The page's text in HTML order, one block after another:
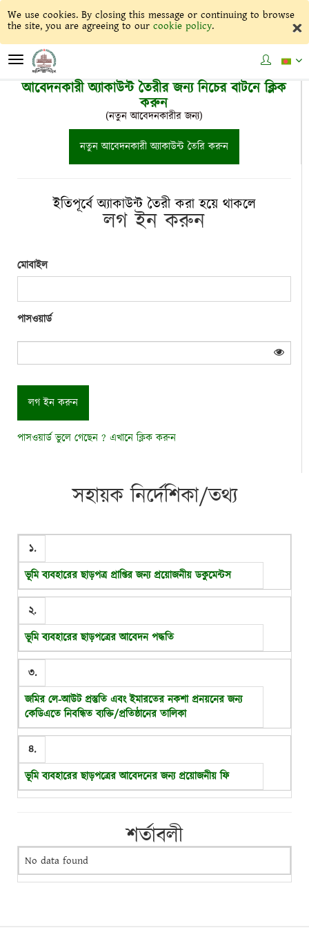
We use cookies. By closing this message or continuing to browse
the site, you are agreeing to our cookie policy. ×
Toggle
navigation
আবেদনকারী অ্যাকাউন্ট তৈরীর জন্য নিচের বাটনে ক্লিক
করুন
(নতুন আবেদনকারীর জন্য)
নতুন আবেদনকারী অ্যাকাউন্ট তৈরি করুন
ইতিপূর্বে অ্যাকাউন্ট তৈরী করা হয়ে থাকলে
লগ ইন করুন
মোবাইল
পাসওয়ার্ড
পাসওয়ার্ড ভুলে গেছেন ? এখানে ক্লিক করুন
সহায়ক নির্দেশিকা/তথ্য
১.
ভূমি ব্যবহারের ছাড়পত্র প্রাপ্তির জন্য প্রয়োজনীয় ডকুমেন্টস
২.
ভূমি ব্যবহারের ছাড়পত্রের আবেদন পদ্ধতি
৩.
জমির লে-আউট প্রস্তুতি এবং ইমারতের নকশা প্রনয়নের জন্য
কেডিএতে নিবন্ধিত ব্যক্তি/প্রতিষ্ঠানের তালিকা
৪.
ভূমি ব্যবহারের ছাড়পত্রের আবেদনের জন্য প্রয়োজনীয় ফি
শর্তাবলী
No data found